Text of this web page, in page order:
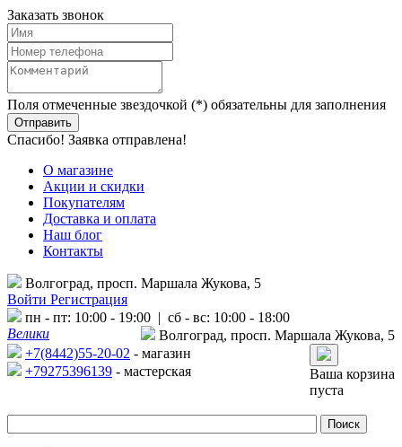
Заказать звонок
Поля отмеченные звездочкой (*) обязательны для заполнения
Спасибо! Заявка отправлена!
О магазине
Акции и скидки
Покупателям
Доставка и оплата
Наш блог
Контакты
Волгоград, просп. Маршала Жукова, 5
Войти Регистрация
пн - пт: 10:00 - 19:00 | сб - вс: 10:00 - 18:00
Велики
Волгоград, просп. Маршала Жукова, 5
+7(8442)55-20-02 - магазин
+79275396139 - мастерская
Ваша корзина
пуста